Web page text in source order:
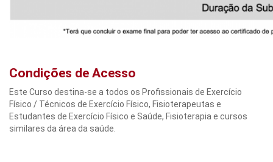
Condições de Acesso
Este Curso destina-se a todos os Profissionais de Exercício
Físico / Técnicos de Exercício Físico, Fisioterapeutas e
Estudantes de Exercício Físico e Saúde, Fisioterapia e cursos
similares da área da saúde.